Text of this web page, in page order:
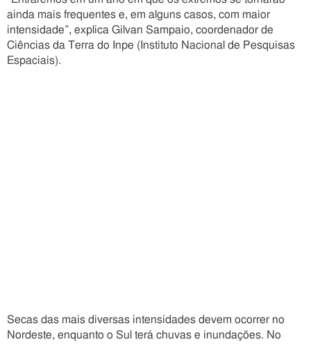
ainda mais frequentes e, em alguns casos, com maior
intensidade”, explica Gilvan Sampaio, coordenador de
Ciências da Terra do Inpe (Instituto Nacional de Pesquisas
Espaciais).
Secas das mais diversas intensidades devem ocorrer no
Nordeste, enquanto o Sul terá chuvas e inundações. No